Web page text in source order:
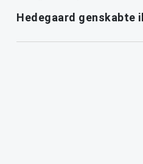
Hedegaard genskabte